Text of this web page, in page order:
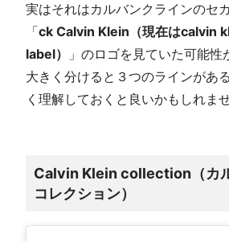
実はそれはカルバンクラインのセ
「ck Calvin Klein（現在はcalvin
label）
」のロゴを見ていた可能性
大きく分けると３つのラインがあ
く理解しておくと良いかもしれませ
Calvin Klein collection（カ
コレクション）